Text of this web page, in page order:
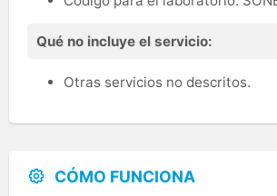
Qué no incluye el servicio:
Otras servicios no descritos.
CÓMO FUNCIONA